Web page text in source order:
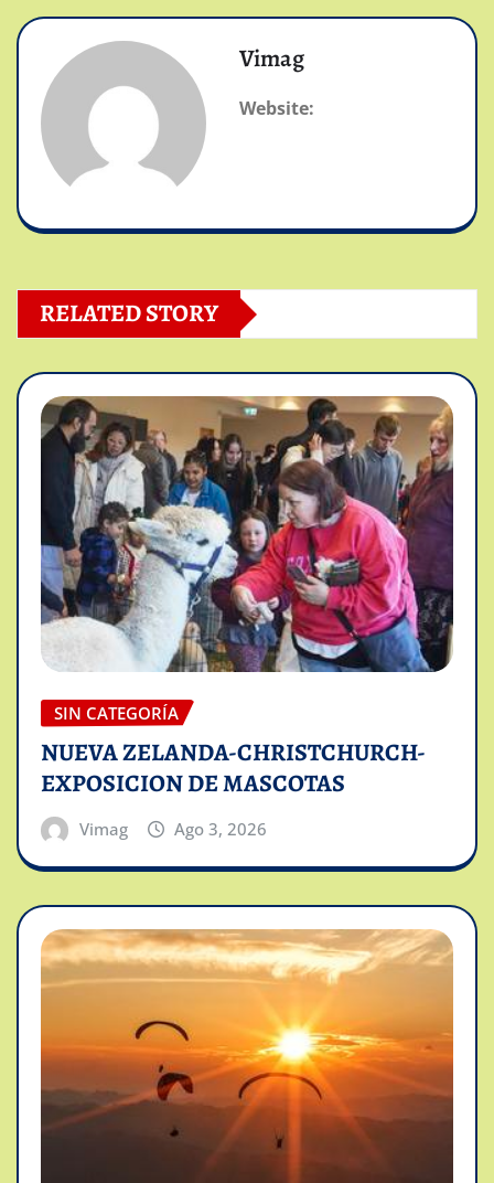
Vimag
Website:
RELATED STORY
SIN CATEGORÍA
NUEVA ZELANDA-CHRISTCHURCH-
EXPOSICION DE MASCOTAS
Vimag Ago 3, 2026